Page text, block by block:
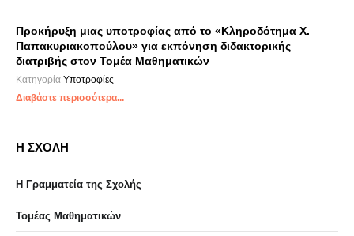
Προκήρυξη μιας υποτροφίας από το «Κληροδότημα Χ.
Παπακυριακοπούλου» για εκπόνηση διδακτορικής
διατριβής στον Τομέα Μαθηματικών
Κατηγορία Υποτροφίες
Διαβάστε περισσότερα...
Η ΣΧΟΛΗ
Η Γραμματεία της Σχολής
Τομέας Μαθηματικών